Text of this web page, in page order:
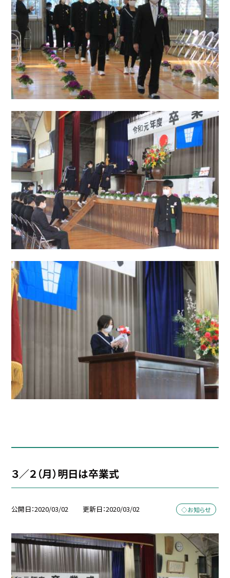
３／２（月）明日は卒業式
公開日 2020/03/02 更新日 2020/03/02 ◇お知らせ